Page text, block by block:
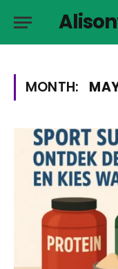
MONTH: